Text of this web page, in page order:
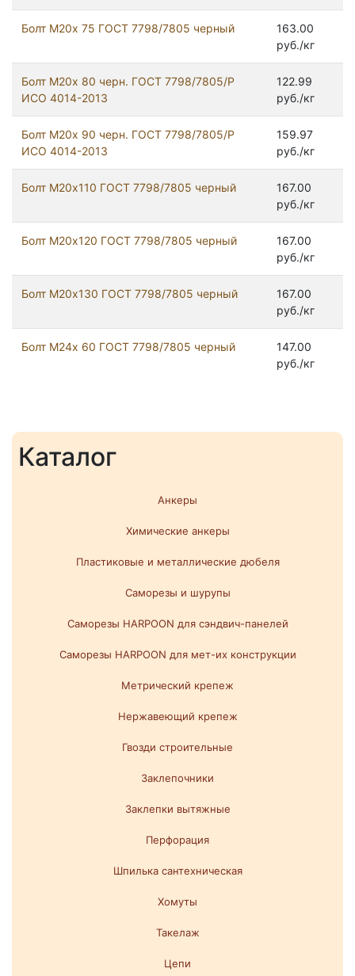
Каталог
Анкеры
Химические анкеры
Пластиковые и металлические дюбеля
Саморезы и шурупы
Саморезы HARPOON для сэндвич-панелей
Саморезы HARPOON для мет-их конструкции
Метрический крепеж
Нержавеющий крепеж
Гвозди строительные
Заклепочники
Заклепки вытяжные
Перфорация
Шпилька сантехническая
Хомуты
Такелаж
Цепи
Болт М20x 75 ГОСТ 7798/7805 черный
163.00
руб./кг
Болт М20х 80 черн. ГОСТ 7798/7805/Р
ИСО 4014-2013
122.99
руб./кг
Болт М20х 90 черн. ГОСТ 7798/7805/Р
ИСО 4014-2013
159.97
руб./кг
Болт М20х110 ГОСТ 7798/7805 черный
167.00
руб./кг
Болт М20х120 ГОСТ 7798/7805 черный
167.00
руб./кг
Болт М20х130 ГОСТ 7798/7805 черный
167.00
руб./кг
Болт М24x 60 ГОСТ 7798/7805 черный
147.00
руб./кг